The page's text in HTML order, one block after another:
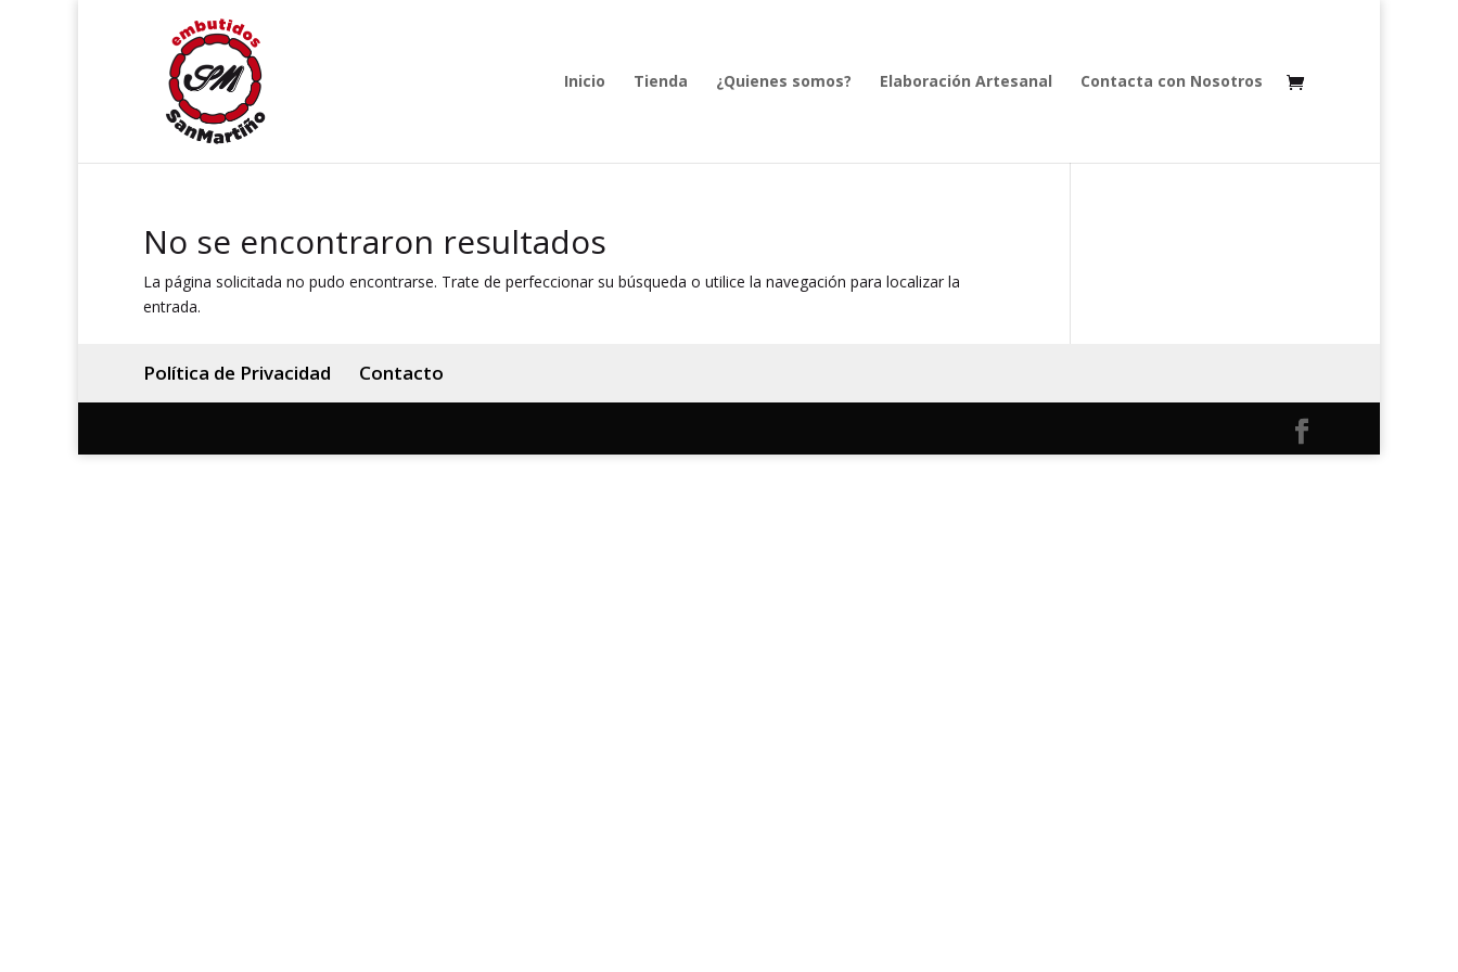
Inicio Tienda ¿Quienes somos? Elaboración Artesanal Contacta con Nosotros
No se encontraron resultados
La página solicitada no pudo encontrarse. Trate de perfeccionar su búsqueda o utilice la navegación para localizar la
entrada.
Política de Privacidad Contacto